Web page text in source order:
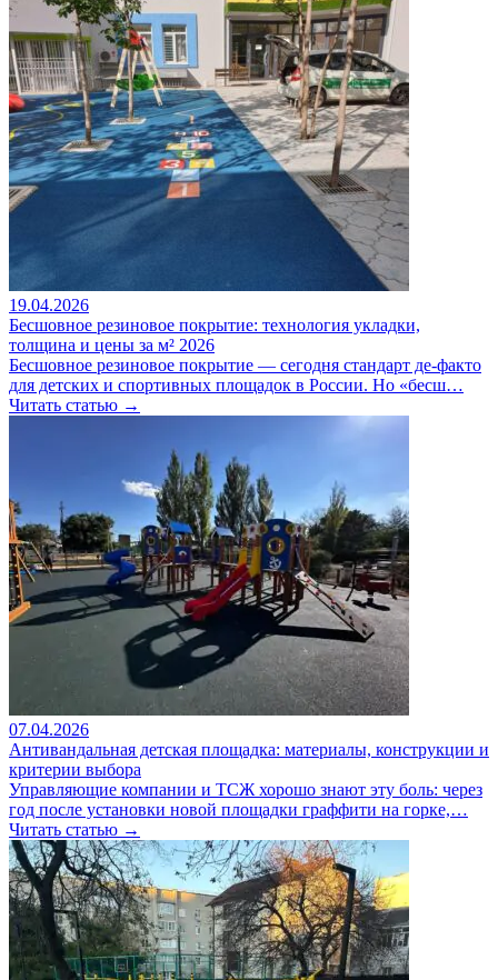
19.04.2026
Бесшовное резиновое покрытие: технология укладки,
толщина и цены за м² 2026
Бесшовное резиновое покрытие — сегодня стандарт де-факто
для детских и спортивных площадок в России. Но «бесш…
Читать статью →
07.04.2026
Антивандальная детская площадка: материалы, конструкции и
критерии выбора
Управляющие компании и ТСЖ хорошо знают эту боль: через
год после установки новой площадки граффити на горке,…
Читать статью →